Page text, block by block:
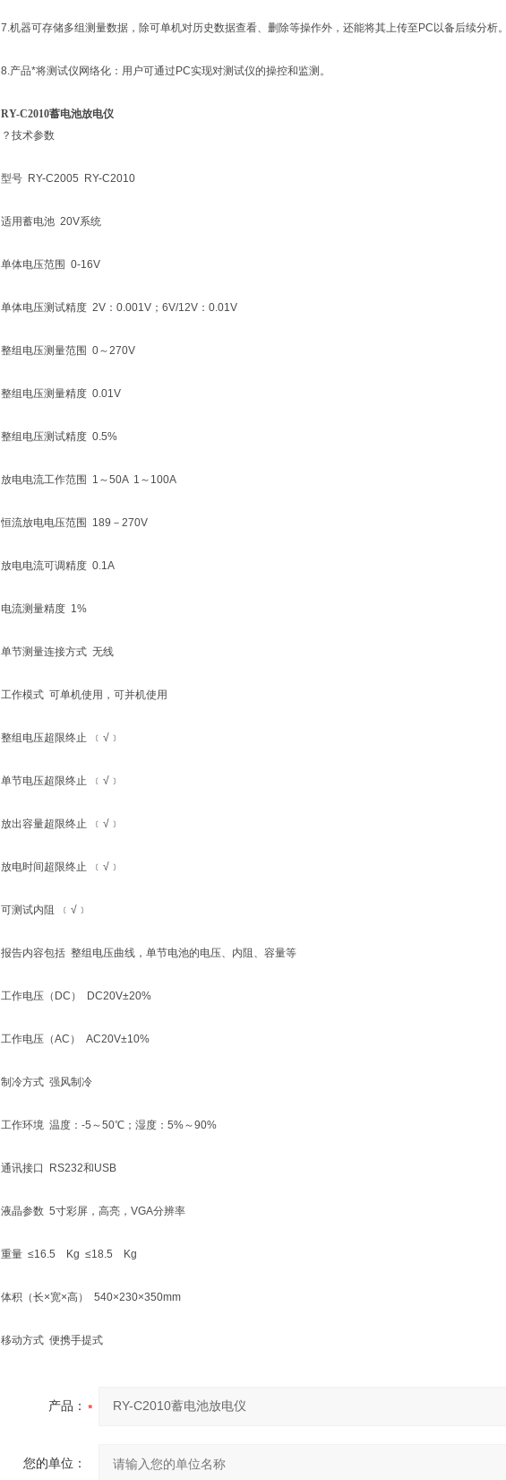
7.机器可存储多组测量数据，除可单机对历史数据查看、删除等操作外，还能将其上传至PC以备后续分析。
8.产品*将测试仪网络化：用户可通过PC实现对测试仪的操控和监测。
RY-C2010蓄电池放电仪
？技术参数
型号 RY-C2005 RY-C2010
适用蓄电池 20V系统
单体电压范围 0-16V
单体电压测试精度 2V：0.001V；6V/12V：0.01V
整组电压测量范围 0～270V
整组电压测量精度 0.01V
整组电压测试精度 0.5%
放电电流工作范围 1～50A 1～100A
恒流放电电压范围 189－270V
放电电流可调精度 0.1A
电流测量精度 1%
单节测量连接方式 无线
工作模式 可单机使用，可并机使用
整组电压超限终止 ﹝√﹞
单节电压超限终止 ﹝√﹞
放出容量超限终止 ﹝√﹞
放电时间超限终止 ﹝√﹞
可测试内阻 ﹝√﹞
报告内容包括 整组电压曲线，单节电池的电压、内阻、容量等
工作电压（DC） DC20V±20%
工作电压（AC） AC20V±10%
制冷方式 强风制冷
工作环境 温度：-5～50℃；湿度：5%～90%
通讯接口 RS232和USB
液晶参数 5寸彩屏，高亮，VGA分辨率
重量 ≤16.5 Kg ≤18.5 Kg
体积（长×宽×高） 540×230×350mm
移动方式 便携手提式
产品：
您的单位：